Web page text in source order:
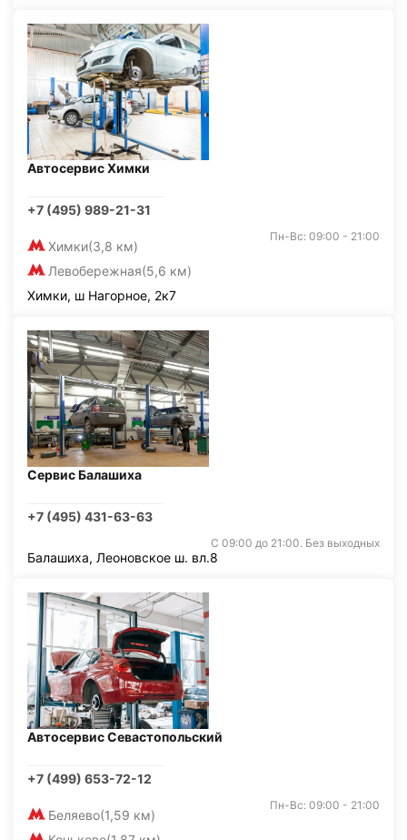
Автосервис Химки
+7 (495) 989-21-31
Химки(3,8 км)
Левобережная(5,6 км)
Пн-Вс: 09:00 - 21:00
Химки, ш Нагорное, 2к7
Сервис Балашиха
+7 (495) 431-63-63
С 09:00 до 21:00. Без выходных
Балашиха, Леоновское ш. вл.8
Автосервис Севастопольский
+7 (499) 653-72-12
Беляево(1,59 км)
Пн-Вс: 09:00 - 21:00